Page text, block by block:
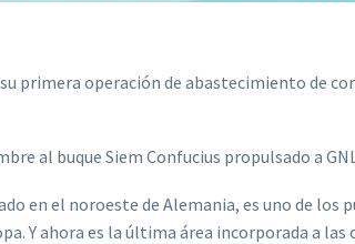
primera operación de abastecimiento de
al buque Siem Confucius propulsado a
en el noroeste de Alemania, es uno de
Y ahora es la última área incorporada a